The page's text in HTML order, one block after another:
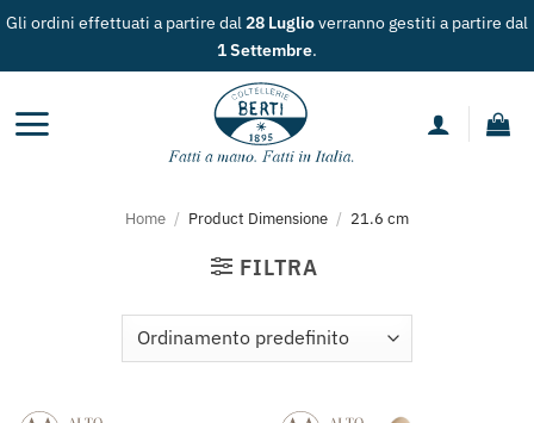
Salta
Gli ordini effettuati a partire dal28 Luglioverranno gestiti a partire dal
1 Settembre.
Home / Product Dimensione / 21.6 cm
FILTRA